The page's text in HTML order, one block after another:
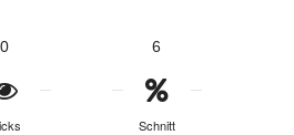
0 6
Schnitt